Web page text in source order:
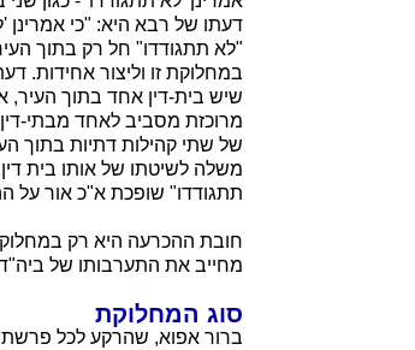
דעתו של רבא היא: "כי אמרינן
"לא תתגודדו" חל רק בתוך
במחלוקת זו וליצור אחידות.
שיש בית-דין אחד בתוך העיר,
מרוכזת מסביב לאחד מבתי-
של שתי קהילות דתיות בתוך
משלה לשיטתו של אותו בית
תתגודדו" שופכת א"כ אור על
חובת ההכרעה היא רק
מחייב את התערבותו של
סוג המחלוקת
ברור אפוא, שהרקע לכל